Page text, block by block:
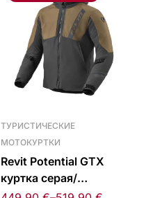
ТУРИСТИЧЕСКИЕ
МОТОКУРТКИ
Revit Potential GTX
куртка серая/
коричневая